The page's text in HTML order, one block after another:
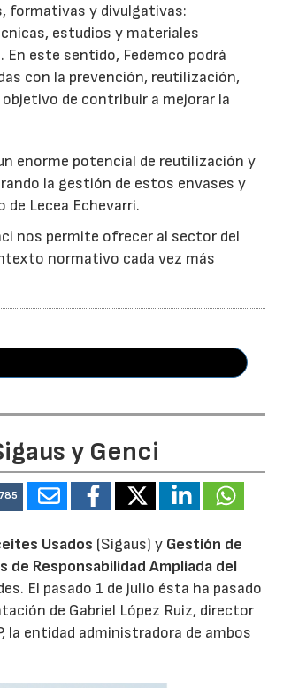
formativas y divulgativas:
estudios y materiales
este sentido, Fedemco podrá
con la prevención, reutilización,
de contribuir a mejorar la
enorme potencial de reutilización y
la gestión de estos envases y
de Lecea Echevarri.
nos permite ofrecer al sector del
normativo cada vez más
y Genci
Usados (Sigaus) y Gestión de
de Responsabilidad Ampliada del
El pasado 1 de julio ésta ha pasado
de Gabriel López Ruiz, director
la entidad administradora de ambos